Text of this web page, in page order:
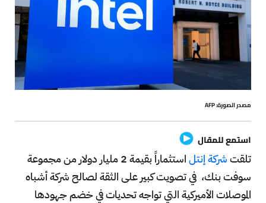
مصدر الصورة: AFP
استمع للمقال
تلقتشركة إنتل
استثماراً بقيمة 2 مليار دولار من مجموعة
سوفت بنك، في تصويت كبير على الثقة لصالح شركة أشباه
الموصلات الأميركية التي تواجه تحديات في خضم جهودها